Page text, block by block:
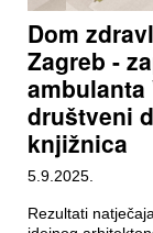
Dom
Zagreb -
ambulanta
društveni
knjižnica
5.9.2025.
Rezultati